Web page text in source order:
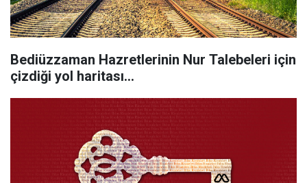
Bediüzzaman Hazretlerinin Nur Talebeleri için
çizdiği yol haritası...